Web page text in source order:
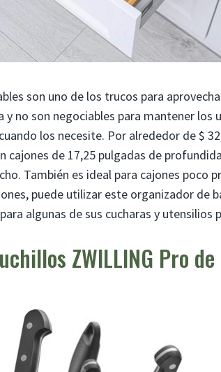
son uno de los trucos para
y no son negociables para mantener los
los necesite. Por alrededor de $
cajones de 17,25 pulgadas de
También es ideal para cajones poco
puede utilizar este organizador de
algunas de sus cucharas y utensilios
ZWILLING Pro